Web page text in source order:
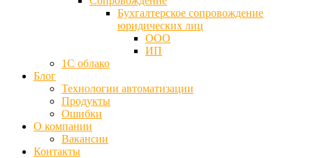
Бухгалтерское сопровождение
юридических лиц
ООО
ИП
1С облако
Блог
Технологии автоматизации
Продукты
Ошибки
О компании
Вакансии
Контакты